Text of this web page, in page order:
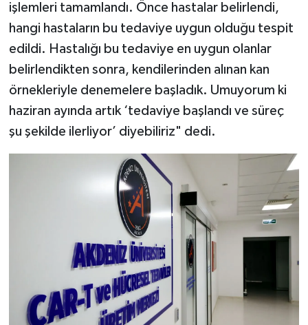
işlemleri tamamlandı. Önce hastalar belirlendi,
hangi hastaların bu tedaviye uygun olduğu tespit
edildi. Hastalığı bu tedaviye en uygun olanlar
belirlendikten sonra, kendilerinden alınan kan
örnekleriyle denemelere başladık. Umuyorum ki
haziran ayında artık ‘tedaviye başlandı ve süreç
şu şekilde ilerliyor’ diyebiliriz" dedi.